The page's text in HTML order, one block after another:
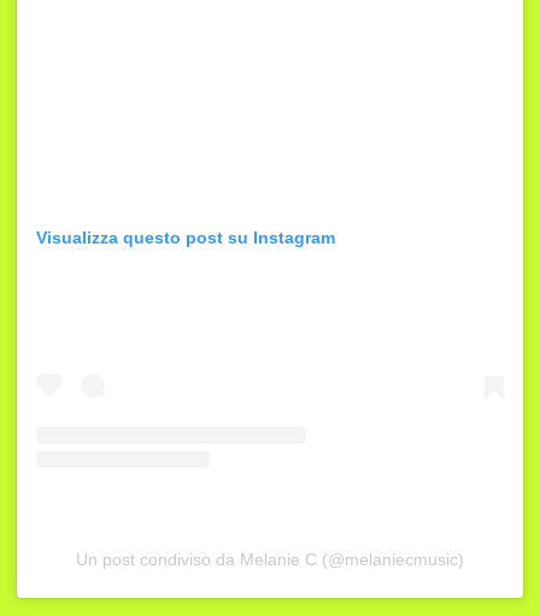
Visualizza questo post su Instagram
Un post condiviso da Melanie C (@melaniecmusic)